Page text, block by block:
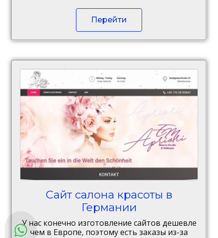
Перейти
Сайт салона красоты в
Германии
У нас конечно изготовление сайтов дешевле
чем в Европе, поэтому есть заказы из-за